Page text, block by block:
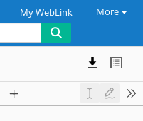
My WebLink More